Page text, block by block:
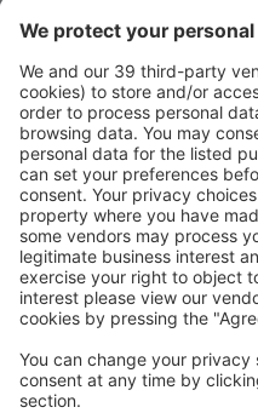
Tyvärr, inga
Försök att söka med andra
Copyright © eSky.se. Alla